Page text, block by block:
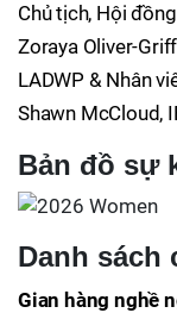
Chủ tịch, Hội
Zoraya Oliver-
LADWP & Nhân
Shawn McCloud,
Bản đồ sự
Danh sách
Gian hàng nghề